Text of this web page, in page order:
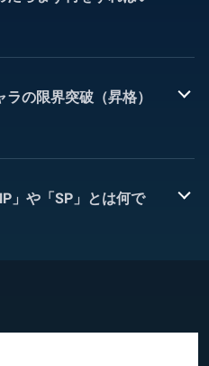
ラの限界突破（昇格）
」や「SP」とは何で